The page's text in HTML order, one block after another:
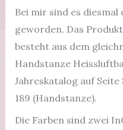
Bei mir sind es
geworden. Das
besteht aus dem
Handstanze
Jahreskatalog auf
189 (Handstanze).
Die Farben sind zwei